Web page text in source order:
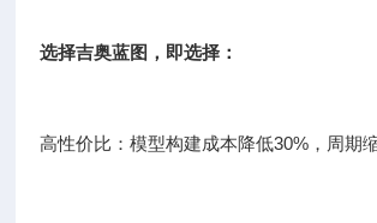
选择吉奥蓝图，即选择：
高性价比：模型构建成本降低30%，周期